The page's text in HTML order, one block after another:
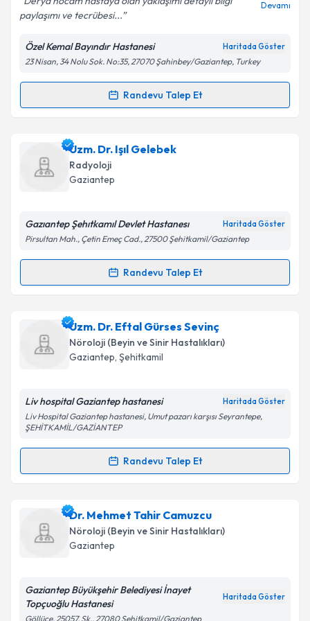
Kişisel verilerimin işlenmesine ilişkin
Aydınlatma
Metni'ni okudum ve kişisel verilerimin belirtilen
kapsamda işlenmesini kabul ediyorum.
paylaşımı ve tecrübesi...
Devamı
Özel Kemal Bayındır Hastanesi Haritada Göster
23 Nisan, 34 Nolu Sok. No:35, 27070 Şahinbey/Gaziantep, Turkey
Randevu Talep Et
Randevu Takvimi Talebi
Uzm. Dr. Derya Gençiçin randevu takvimi talebi
oluşturun. Size bu uzmandan randevu almanız için bir
takvim hazırlandığında e-posta ile bilgilendireceğiz.
Kişisel verilerimin işlenmesine ilişkin
Metni'ni okudum ve kişisel verilerimin belirtilen
Takvim Talebini Gönder
Uzm. Dr. Işıl Gelebek
Radyoloji
Gaziantep
Gazıantep Şehıtkamıl Devlet Hastanesı Haritada Göster
Pirsultan Mah., Çetin Emeç Cad., 27500 Şehitkamil/Gaziantep
Randevu Talep Et
Randevu Takvimi Talebi
Uzm. Dr. Işıl Gelebekiçin randevu takvimi talebi
oluşturun. Size bu uzmandan randevu almanız için bir
takvim hazırlandığında e-posta ile bilgilendireceğiz.
Kişisel verilerimin işlenmesine ilişkinAydınlatma
'ni okudum ve kişisel verilerimin belirtilen
kapsamda işlenmesini kabul ediyorum.
Takvim Talebini Gönder
Uzm. Dr. Eftal Gürses Sevinç
Nöroloji (Beyin ve Sinir Hastalıkları)
Gaziantep, Şehitkamil
Liv hospital Gaziantep hastanesi Haritada Göster
Liv Hospital Gaziantep hastanesi, Umut pazarı karşısı Seyrantepe,
ŞEHİTKAMİL/GAZİANTEP
Randevu Talep Et
Randevu Takvimi Talebi
Uzm. Dr. Eftal Gürses Sevinçiçin randevu takvimi
talebi oluşturun. Size bu uzmandan randevu almanız
için bir takvim hazırlandığında e-posta ile
bilgilendireceğiz.
Dr. Mehmet Tahir Camuzcu
Nöroloji (Beyin ve Sinir Hastalıkları)
Gaziantep
Gaziantep Büyükşehir Belediyesi İnayet
Topçuoğlu Hastanesi
Haritada Göster
Göllüce, 25057. Sk., 27080 Şehitkamil/Gaziantep